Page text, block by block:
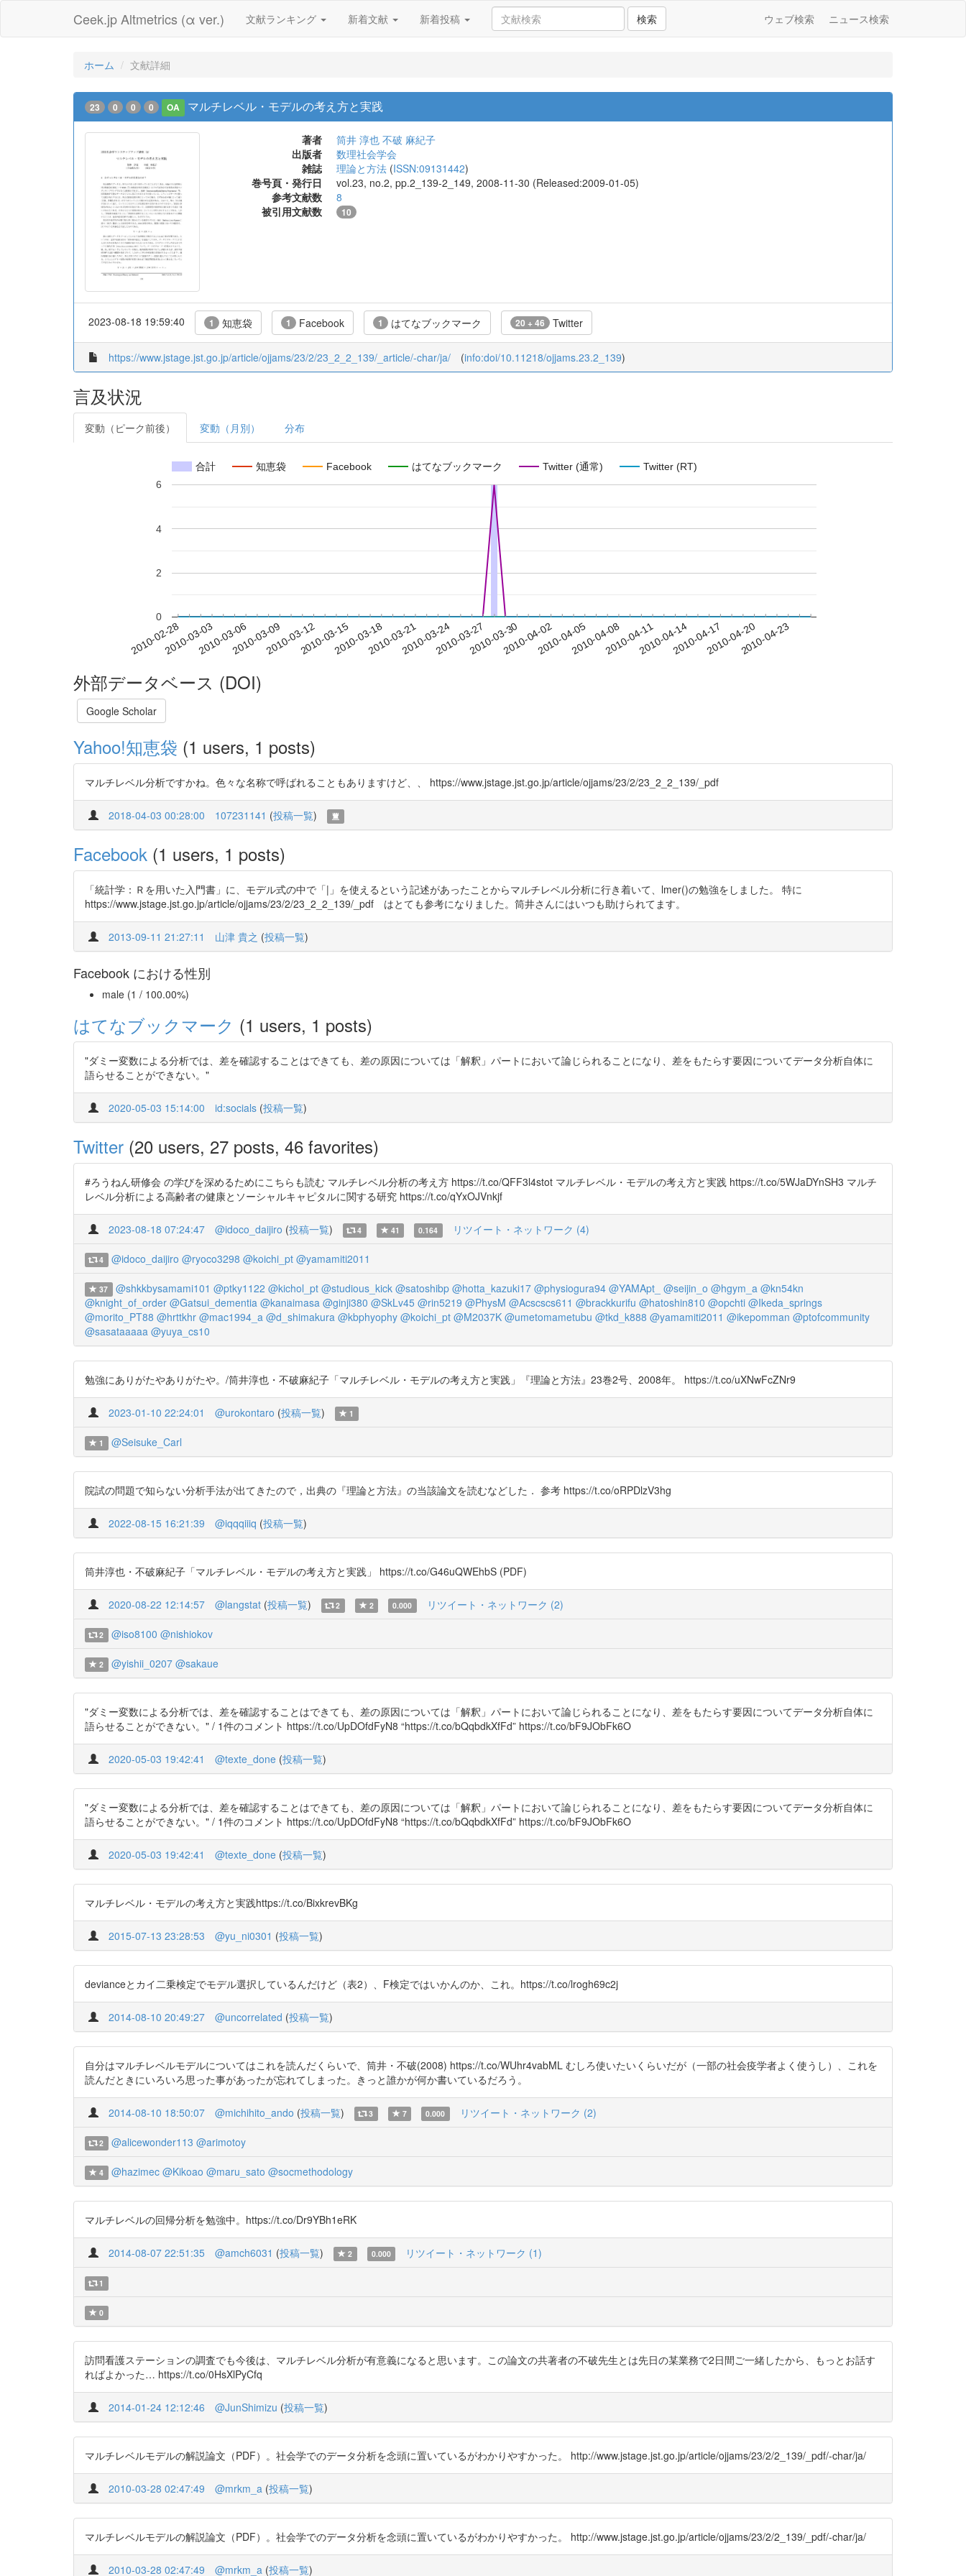
Ceek.jp Altmetrics (α ver.) 文献ランキング 新着文献 新着投稿 検索 ウェブ検索 ニュース検索
ホーム 文献詳細
23 0 0 0 OA マルチレベル・モデルの考え方と実践
著者 筒井 淳也 不破 麻紀子
出版者
数理社会学会
雑誌
理論と方法 (ISSN:09131442)
巻号頁・発行日
vol.23, no.2, pp.2_139-2_149, 2008-11-30 (Released:2009-01-05)
参考文献数
8
被引用文献数
10
2023-08-18 19:59:40 1 知恵袋 1 Facebook 1 はてなブックマーク 20 + 46 Twitter
https://www.jstage.jst.go.jp/article/ojjams/23/2/23_2_2_139/_article/-char/ja/ (info:doi/10.11218/ojjams.23.2_139)
言及状況
変動（ピーク前後） 変動（月別） 分布
合計 知恵袋 Facebook はてなブックマーク Twitter (通常) Twitter (RT)
2010-02-282010-03-032010-03-062010-03-092010-03-122010-03-152010-03-182010-03-212010-03-242010-03-272010-03-302010-04-022010-04-052010-04-082010-04-112010-04-142010-04-172010-04-202010-04-23
0
2
4
6
外部データベース (DOI)
Google Scholar
Yahoo!知恵袋 (1 users, 1 posts)
マルチレベル分析ですかね。色々な名称で呼ばれることもありますけど、、 https://www.jstage.jst.go.jp/article/ojjams/23/2/23_2_2_139/_pdf
2018-04-03 00:28:00 107231141 (投稿一覧)
Facebook (1 users, 1 posts)
「統計学：Ｒを用いた入門書」に、モデル式の中で「|」を使えるという記述があったことからマルチレベル分析に行き着いて、lmer()の勉強をしました。 特に
https://www.jstage.jst.go.jp/article/ojjams/23/2/23_2_2_139/_pdf はとても参考になりました。筒井さんにはいつも助けられてます。
2013-09-11 21:27:11 山津 貴之 (投稿一覧)
Facebook における性別
male (1 / 100.00%)
はてなブックマーク (1 users, 1 posts)
"ダミー変数による分析では、差を確認することはできても、差の原因については「解釈」パートにおいて論じられることになり、差をもたらす要因についてデータ分析自体に
語らせることができない。"
2020-05-03 15:14:00 id:socials (投稿一覧)
Twitter (20 users, 27 posts, 46 favorites)
#ろうねん研修会 の学びを深めるためにこちらも読む マルチレベル分析の考え方 https://t.co/QFF3l4stot マルチレベル・モデルの考え方と実践 https://t.co/5WJaDYnSH3 マルチ
レベル分析による高齢者の健康とソーシャルキャピタルに関する研究 https://t.co/qYxOJVnkjf
2023-08-18 07:24:47 @idoco_daijiro (投稿一覧) 4 41 0.164 リツイート・ネットワーク (4)
4 @idoco_daijiro @ryoco3298 @koichi_pt @yamamiti2011
37 @shkkbysamami101 @ptky1122 @kichol_pt @studious_kick @satoshibp @hotta_kazuki17 @physiogura94 @YAMApt_ @seijin_o @hgym_a @kn54kn
@knight_of_order @Gatsui_dementia @kanaimasa @ginji380 @SkLv45 @rin5219 @PhysM @Acscscs611 @brackkurifu @hatoshin810 @opchti @Ikeda_springs
@morito_PT88 @hrttkhr @mac1994_a @d_shimakura @kbphyophy @koichi_pt @M2037K @umetomametubu @tkd_k888 @yamamiti2011 @ikepomman @ptofcommunity
@sasataaaaa @yuya_cs10
勉強にありがたやありがたや。/筒井淳也・不破麻紀子「マルチレベル・モデルの考え方と実践」『理論と方法』23巻2号、2008年。 https://t.co/uXNwFcZNr9
2023-01-10 22:24:01 @urokontaro (投稿一覧) 1
1 @Seisuke_Carl
院試の問題で知らない分析手法が出てきたので，出典の『理論と方法』の当該論文を読むなどした． 参考 https://t.co/oRPDlzV3hg
2022-08-15 16:21:39 @iqqqiiiq (投稿一覧)
筒井淳也・不破麻紀子「マルチレベル・モデルの考え方と実践」 https://t.co/G46uQWEhbS (PDF)
2020-08-22 12:14:57 @langstat (投稿一覧) 2 2 0.000 リツイート・ネットワーク (2)
2 @iso8100 @nishiokov
2 @yishii_0207 @sakaue
"ダミー変数による分析では、差を確認することはできても、差の原因については「解釈」パートにおいて論じられることになり、差をもたらす要因についてデータ分析自体に
語らせることができない。" / 1件のコメント https://t.co/UpDOfdFyN8 “https://t.co/bQqbdkXfFd” https://t.co/bF9JObFk6O
2020-05-03 19:42:41 @texte_done (投稿一覧)
"ダミー変数による分析では、差を確認することはできても、差の原因については「解釈」パートにおいて論じられることになり、差をもたらす要因についてデータ分析自体に
語らせることができない。" / 1件のコメント https://t.co/UpDOfdFyN8 “https://t.co/bQqbdkXfFd” https://t.co/bF9JObFk6O
2020-05-03 19:42:41 @texte_done (投稿一覧)
マルチレベル・モデルの考え方と実践https://t.co/BixkrevBKg
2015-07-13 23:28:53 @yu_ni0301 (投稿一覧)
devianceとカイ二乗検定でモデル選択しているんだけど（表2）、F検定ではいかんのか、これ。https://t.co/lrogh69c2j
2014-08-10 20:49:27 @uncorrelated (投稿一覧)
自分はマルチレベルモデルについてはこれを読んだくらいで、筒井・不破(2008) https://t.co/WUhr4vabML むしろ使いたいくらいだが（一部の社会疫学者よく使うし）、これを
読んだときにいろいろ思った事があったが忘れてしまった。きっと誰かが何か書いているだろう。
2014-08-10 18:50:07 @michihito_ando (投稿一覧) 3 7 0.000 リツイート・ネットワーク (2)
2 @alicewonder113 @arimotoy
4 @hazimec @Kikoao @maru_sato @socmethodology
マルチレベルの回帰分析を勉強中。https://t.co/Dr9YBh1eRK
2014-08-07 22:51:35 @amch6031 (投稿一覧) 2 0.000 リツイート・ネットワーク (1)
1
0
訪問看護ステーションの調査でも今後は、マルチレベル分析が有意義になると思います。この論文の共著者の不破先生とは先日の某業務で2日間ご一緒したから、もっとお話す
ればよかった… https://t.co/0HsXlPyCfq
2014-01-24 12:12:46 @JunShimizu (投稿一覧)
マルチレベルモデルの解説論文（PDF）。社会学でのデータ分析を念頭に置いているがわかりやすかった。 http://www.jstage.jst.go.jp/article/ojjams/23/2/2_139/_pdf/-char/ja/
2010-03-28 02:47:49 @mrkm_a (投稿一覧)
マルチレベルモデルの解説論文（PDF）。社会学でのデータ分析を念頭に置いているがわかりやすかった。 http://www.jstage.jst.go.jp/article/ojjams/23/2/2_139/_pdf/-char/ja/
2010-03-28 02:47:49 @mrkm_a (投稿一覧)